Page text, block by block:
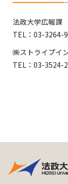
法政大学広報課
TEL：03-3264-
㈱ストライプイ
TEL：03-3524-